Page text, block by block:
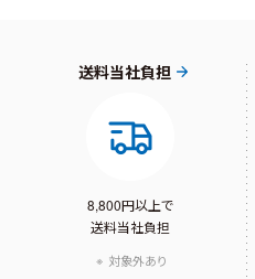
送料当社負担
8,800円以上で
送料当社負担
対象外あり